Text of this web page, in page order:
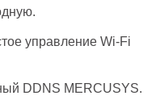
управление Wi-Fi
DDNS MERCUSYS.